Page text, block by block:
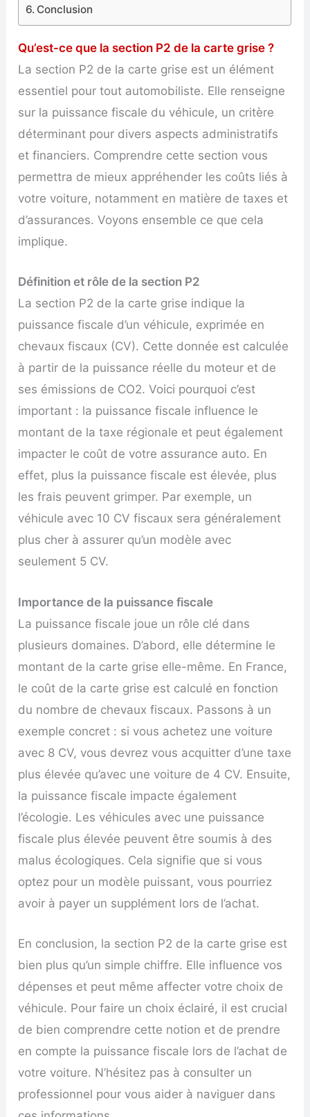
Conclusion
Qu’est-ce que la section P2 de la carte grise ?
La section P2 de la carte grise est un élément
essentiel pour tout automobiliste. Elle renseigne
sur la puissance fiscale du véhicule, un critère
déterminant pour divers aspects administratifs
et financiers. Comprendre cette section vous
permettra de mieux appréhender les coûts liés à
votre voiture, notamment en matière de taxes et
d’assurances. Voyons ensemble ce que cela
implique.
Définition et rôle de la section P2
La section P2 de la carte grise indique la
puissance fiscale d’un véhicule, exprimée en
chevaux fiscaux (CV). Cette donnée est calculée
à partir de la puissance réelle du moteur et de
ses émissions de CO2. Voici pourquoi c’est
important : la puissance fiscale influence le
montant de la taxe régionale et peut également
impacter le coût de votre assurance auto. En
effet, plus la puissance fiscale est élevée, plus
les frais peuvent grimper. Par exemple, un
véhicule avec 10 CV fiscaux sera généralement
plus cher à assurer qu’un modèle avec
seulement 5 CV.
Importance de la puissance fiscale
La puissance fiscale joue un rôle clé dans
plusieurs domaines. D’abord, elle détermine le
montant de la carte grise elle-même. En France,
le coût de la carte grise est calculé en fonction
du nombre de chevaux fiscaux. Passons à un
exemple concret : si vous achetez une voiture
avec 8 CV, vous devrez vous acquitter d’une taxe
plus élevée qu’avec une voiture de 4 CV. Ensuite,
la puissance fiscale impacte également
l’écologie. Les véhicules avec une puissance
fiscale plus élevée peuvent être soumis à des
malus écologiques. Cela signifie que si vous
optez pour un modèle puissant, vous pourriez
avoir à payer un supplément lors de l’achat.
En conclusion, la section P2 de la carte grise est
bien plus qu’un simple chiffre. Elle influence vos
dépenses et peut même affecter votre choix de
véhicule. Pour faire un choix éclairé, il est crucial
de bien comprendre cette notion et de prendre
en compte la puissance fiscale lors de l’achat de
votre voiture. N’hésitez pas à consulter un
professionnel pour vous aider à naviguer dans